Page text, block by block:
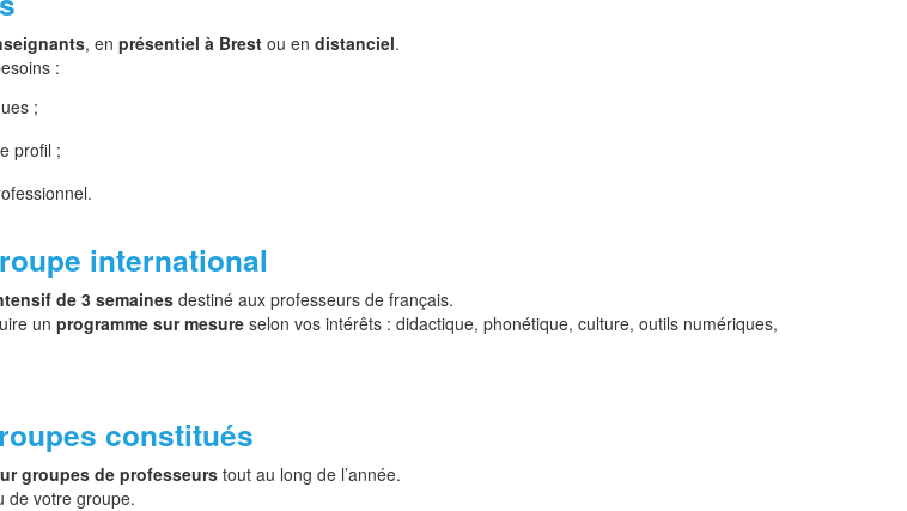
, en présentiel à Brest ou en distanciel.
:
;
profil ;
international
de 3 semaines destiné aux professeurs de français.
un programme sur mesure selon vos intérêts : didactique, phonétique, culture, outils numériques,
constitués
groupes de professeurstout au long de l’année.
de votre groupe.